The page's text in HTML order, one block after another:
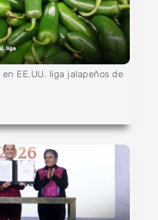
EE.UU. liga jalapeños de